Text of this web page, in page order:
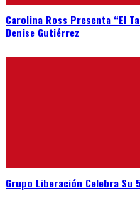
Carolina Ross Presenta “El
Denise Gutiérrez
Grupo Liberación Celebra